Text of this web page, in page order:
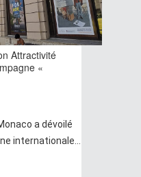
Attractivité
«
a dévoilé
internationale...